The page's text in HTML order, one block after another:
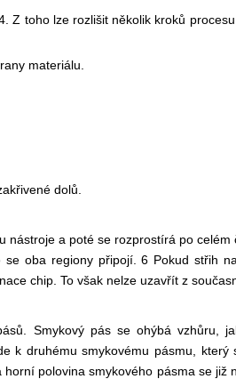
Z toho lze rozlišit několik kroků
materiálu.
dolů.
nástroje a poté se rozprostírá po celém
se oba regiony připojí. 6 Pokud střih
chip. To však nelze uzavřít z
Smykový pás se ohýbá vzhůru,
k druhému smykovému pásmu, který
polovina smykového pásma se již